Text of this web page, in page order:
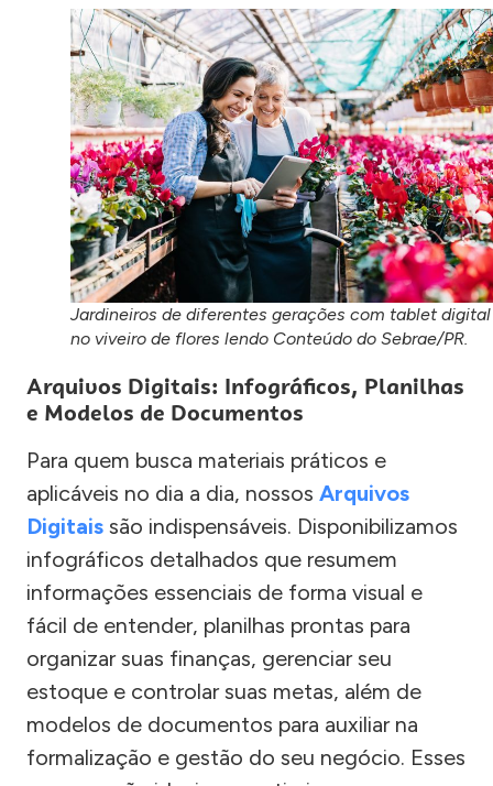
Jardineiros de diferentes gerações com tablet digital
no viveiro de flores lendo Conteúdo do Sebrae/PR.
Arquivos Digitais: Infográficos, Planilhas
e Modelos de Documentos
Para quem busca materiais práticos e
aplicáveis no dia a dia, nossos Arquivos
Digitais são indispensáveis. Disponibilizamos
infográficos detalhados que resumem
informações essenciais de forma visual e
fácil de entender, planilhas prontas para
organizar suas finanças, gerenciar seu
estoque e controlar suas metas, além de
modelos de documentos para auxiliar na
formalização e gestão do seu negócio. Esses